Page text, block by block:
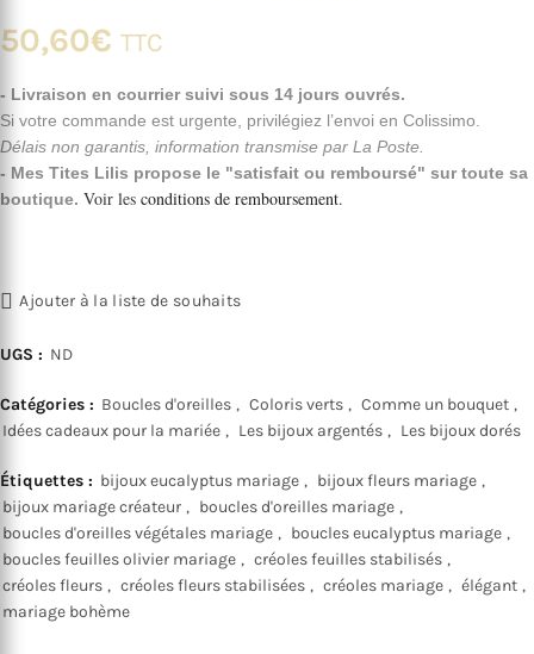
50,60€ TTC
- Livraison en courrier suivi sous 14 jours ouvrés.
Si votre commande est urgente, privilégiez l’envoi en Colissimo.
Délais non garantis, information transmise par La Poste.
- Mes Tites Lilis propose le "satisfait ou remboursé" sur toute sa
boutique. Voir les conditions de remboursement.
Ajouter à la liste de souhaits
UGS : ND
Catégories : Boucles d'oreilles , Coloris verts , Comme un bouquet ,
Idées cadeaux pour la mariée , Les bijoux argentés , Les bijoux dorés
Étiquettes : bijoux eucalyptus mariage , bijoux fleurs mariage ,
bijoux mariage créateur , boucles d'oreilles mariage ,
boucles d'oreilles végétales mariage , boucles eucalyptus mariage ,
boucles feuilles olivier mariage , créoles feuilles stabilisés ,
créoles fleurs , créoles fleurs stabilisées , créoles mariage , élégant ,
mariage bohème